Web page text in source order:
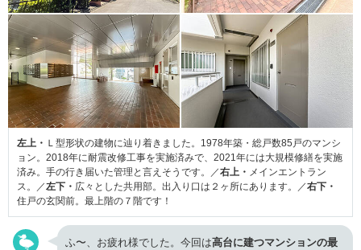
左上・ Ｌ型形状の建物に辿り着きました。1978年築・総戸数85戸のマンシ
ョン。2018年に耐震改修工事を実施済みで、2021年には大規模修繕を実施
済み。手の行き届いた管理と言えそうです。／右上・ メインエントラン
ス。／左下・ 広々とした共用部。出入り口は２ヶ所にあります。／右下・
住戸の玄関前。最上階の７階です！
ふ〜、お疲れ様でした。今回は高台に建つマンションの最